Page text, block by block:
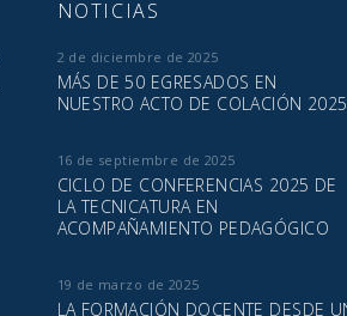
NOTICIAS
2 de diciembre de 2025
MÁS DE 50 EGRESADOS EN
NUESTRO ACTO DE COLACIÓN 2025
16 de septiembre de 2025
CICLO DE CONFERENCIAS 2025 DE
LA TECNICATURA EN
ACOMPAÑAMIENTO PEDAGÓGICO
19 de marzo de 2025
LA FORMACIÓN DOCENTE DESDE